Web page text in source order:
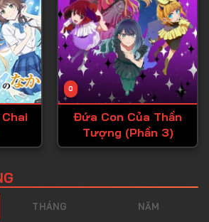
Tập 44
Tập 45
Tập 46
Tập 47
Tập 49
0
Đứa Con Của Thần
Tượng (Phần 3)
THÁNG NĂM